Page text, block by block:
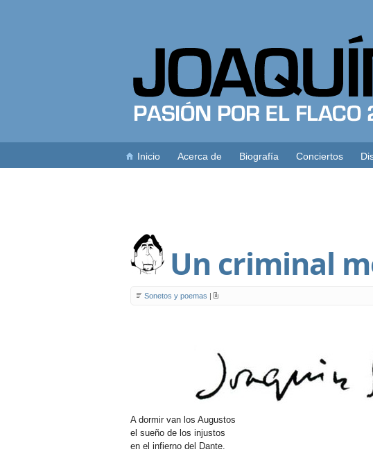
Inicio Acerca de Biografía Conciertos
Un criminal
Sonetos y poemas |
A dormir van los Augustos
el sueño de los injustos
en el infierno del Dante.